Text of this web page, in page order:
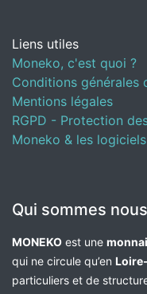
Liens utiles
Moneko, c'est quoi ?
Conditions générales
Mentions légales
RGPD - Protection
Moneko & les
Qui sommes
MONEKO est une
qui ne circule qu’en
particuliers et de